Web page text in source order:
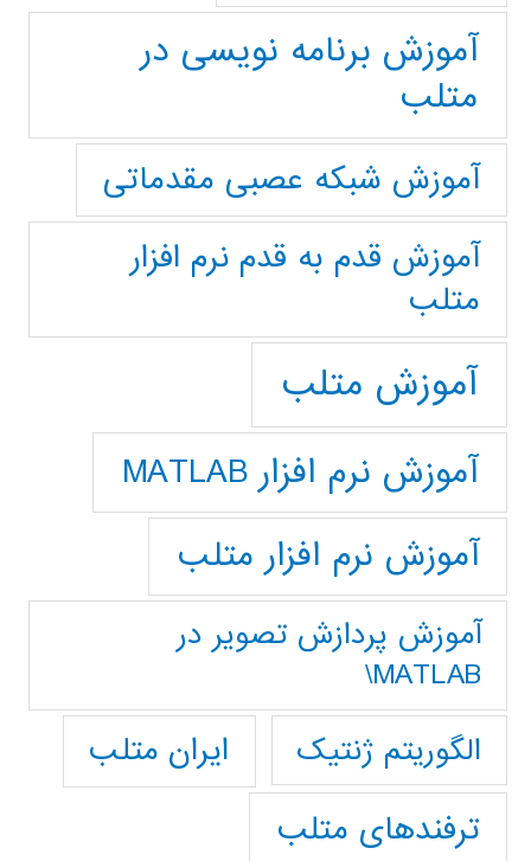
آموزش برنامه نویسی در
متلب
آموزش شبکه عصبی مقدماتی
آموزش قدم به قدم نرم افزار
متلب
آموزش متلب
آموزش نرم افزار MATLAB
آموزش نرم افزار متلب
آموزش پردازش تصوير در
MATLAB\
الگوریتم ژنتیک
ایران متلب
ترفندهای متلب